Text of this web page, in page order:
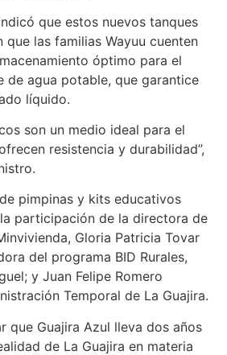
que estos nuevos tanques
las familias Wayuu cuenten
óptimo para el
de agua potable, que garantice
líquido.
son un medio ideal para el
resistencia y durabilidad”,
pimpinas y kits educativos
participación de la directora de
Gloria Patricia Tovar
del programa BID Rurales,
y Juan Felipe Romero
Temporal de La Guajira.
que Guajira Azul lleva dos años
de La Guajira en materia